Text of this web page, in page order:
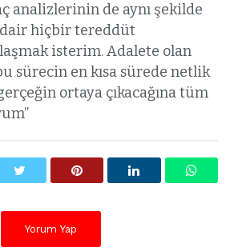
analizlerinin de aynı şekilde
dair hiçbir tereddüt
isterim. Adalete olan
sürecin en kısa sürede netlik
ortaya çıkacağına tüm
Yorum Yap